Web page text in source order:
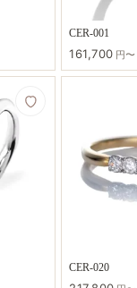
CER-001
161,700 円〜
CER-020